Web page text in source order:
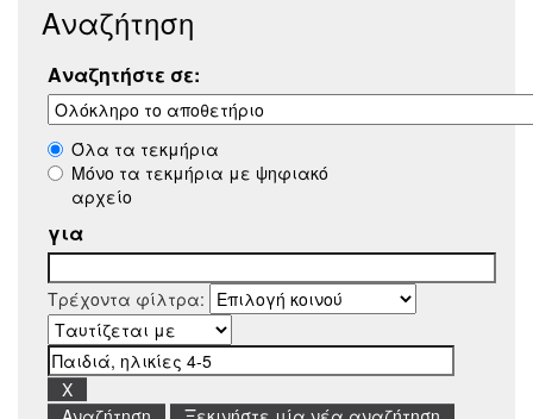
Αναζήτηση
Αναζητήστε σε:
Όλα τα τεκμήρια
Μόνο τα τεκμήρια με ψηφιακό
αρχείο
για
Τρέχοντα φίλτρα: